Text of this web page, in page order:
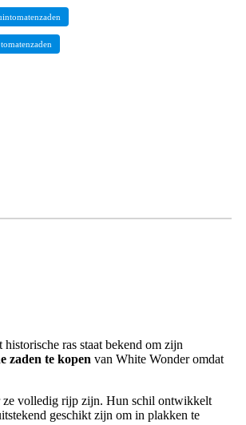
ras staat bekend om zijn
zaden te kopen van White Wonder omdat
ze volledig rijp zijn. Hun schil ontwikkelt
geschikt zijn om in plakken te